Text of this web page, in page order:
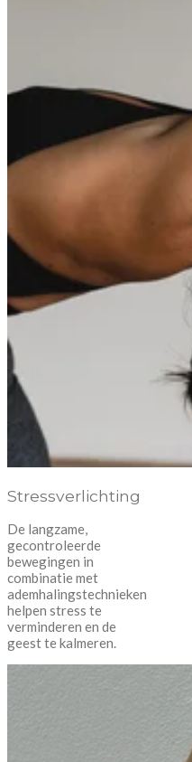
Stressverlichting
De langzame,
gecontroleerde
bewegingen in
combinatie met
ademhalingstechnieken
helpen stress te
verminderen en de
geest te kalmeren.